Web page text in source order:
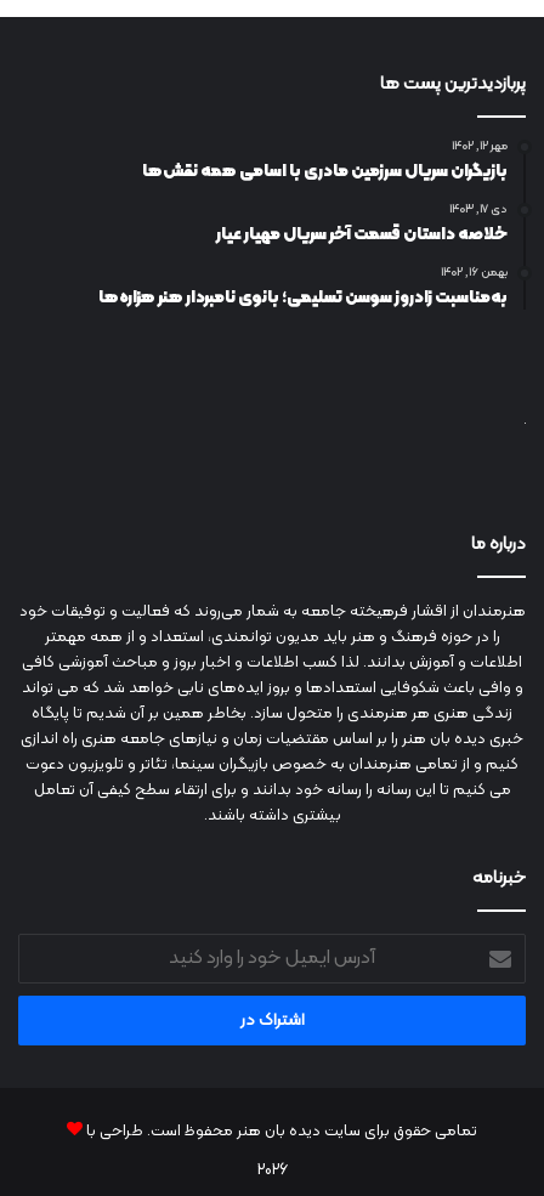
پربازدیدترین پست ها
مهر ۱۲, ۱۴۰۲
بازیگران سریال سرزمین مادری با اسامی همه نقش‌ها
دی ۱۷, ۱۴۰۳
خلاصه داستان قسمت آخر سریال مهیار عیار
بهمن ۱۶, ۱۴۰۲
به‌مناسبت زادروز سوسن تسلیمی؛ بانوی نامبردار هنر هزاره‌ها
درباره ما
هنرمندان از اقشار فرهیخته جامعه به شمار می‌روند که فعالیت و توفیقات خود
را در حوزه فرهنگ و هنر باید مدیون توانمندی، استعداد و از همه مهمتر
اطلاعات و آموزش بدانند. لذا کسب اطلاعات و اخبار بروز و مباحث آموزشی کافی
و وافی باعث شکوفایی استعدادها و بروز ایده‌های نابی خواهد شد که می تواند
زندگی هنری هر هنرمندی را متحول سازد. بخاطر همین بر آن شدیم تا پایگاه
خبری دیده بان هنر را بر اساس مقتضیات زمان و نیازهای جامعه هنری راه اندازی
کنیم و از تمامی هنرمندان به خصوص بازیگران سینما، تئاتر و تلویزیون دعوت
می کنیم تا این رسانه را رسانه خود بدانند و برای ارتقاء سطح کیفی آن تعامل
بیشتری داشته باشند.
خبرنامه
آدرس
ایمیل
خود
وارد
تمامی حقوق برای سایت دیده بان هنر محفوظ است. طراحی با
2026